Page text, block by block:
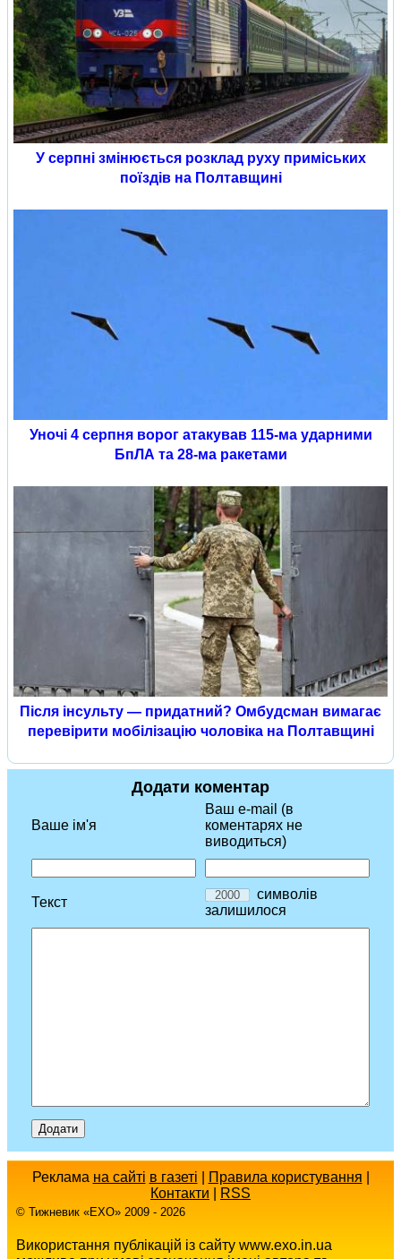
У серпні змінюється розклад руху приміських
поїздів на Полтавщині
Уночі 4 серпня ворог атакував 115-ма ударними
БпЛА та 28-ма ракетами
Після інсульту — придатний? Омбудсман вимагає
перевірити мобілізацію чоловіка на Полтавщині
Додати коментар
Ваше ім'я
Ваш e-mail (в
коментарях не
виводиться)
Текст
символів
залишилося
Реклама на сайті в газеті Правила користування
Контакти
RSS
© Тижневик «EХO» 2009 - 2026
Використання публікацій із сайту www.exo.in.ua